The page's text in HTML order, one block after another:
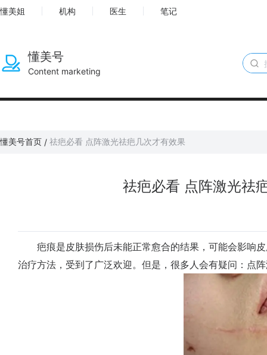
懂美姐 机构 医生 笔记
懂美号
Content marketing
懂美号首页 / 祛疤必看 点阵激光祛疤几次才有效果
祛疤必看 点阵激光祛
疤痕是皮肤损伤后未能正常愈合的结果，可能会影响皮
治疗方法，受到了广泛欢迎。但是，很多人会有疑问：点